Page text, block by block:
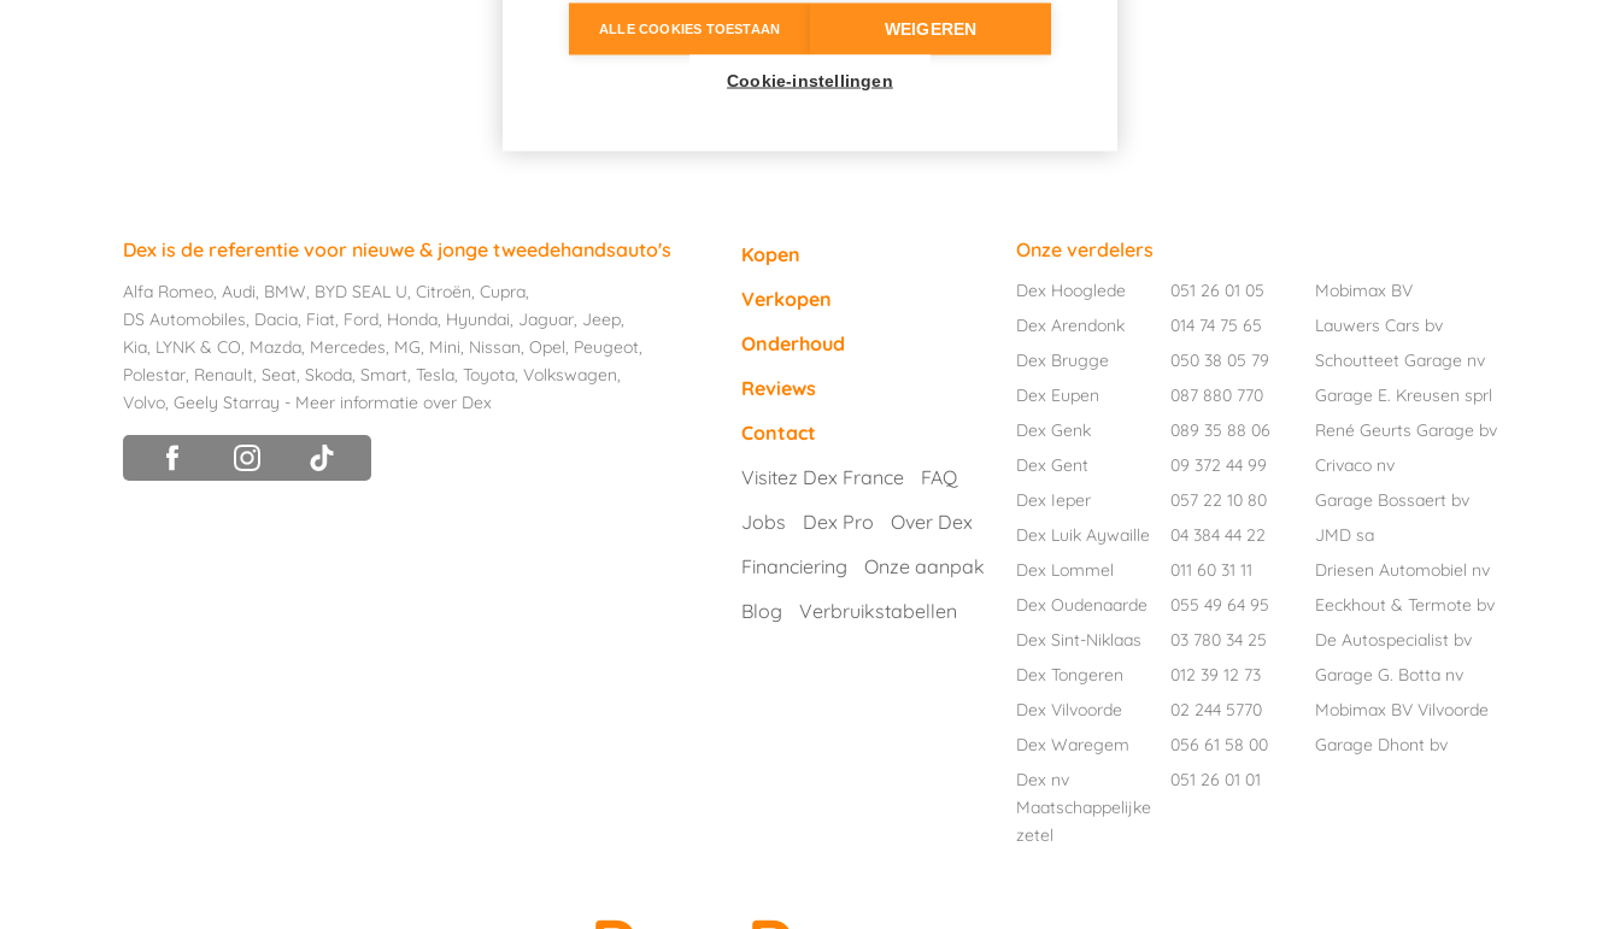
Dex is de referentie voor nieuwe & jonge tweedehandsauto's
Alfa Romeo, Audi, BMW, BYD SEAL U, Citroën, Cupra,
DS Automobiles, Dacia, Fiat, Ford, Honda, Hyundai, Jaguar, Jeep,
Kia, LYNK & CO, Mazda, Mercedes, MG, Mini, Nissan, Opel, Peugeot,
Polestar, Renault, Seat, Skoda, Smart, Tesla, Toyota, Volkswagen,
Volvo, Geely Starray - Meer informatie over Dex
Kopen
Verkopen
Onderhoud
Reviews
Contact
Visitez Dex France
FAQ
Jobs
Dex Pro
Over Dex
Financiering
Onze aanpak
Blog
Verbruikstabellen
Onze verdelers
Dex Hooglede 051 26 01 05
Mobimax BV
Dex Arendonk
014 74 75 65
Lauwers Cars bv
Dex Brugge
050 38 05 79
Schoutteet Garage nv
Dex Eupen
087 880 770
Garage E. Kreusen sprl
Dex Genk
089 35 88 06
René Geurts Garage bv
Dex Gent
09 372 44 99
Crivaco nv
Dex Ieper
057 22 10 80
Garage Bossaert bv
Dex Luik Aywaille
04 384 44 22
JMD sa
Dex Lommel
011 60 31 11
Driesen Automobiel nv
Dex Oudenaarde
055 49 64 95
Eeckhout & Termote bv
Dex Sint-Niklaas
03 780 34 25
De Autospecialist bv
Dex Tongeren
012 39 12 73
Garage G. Botta nv
Dex Vilvoorde
02 244 5770
Mobimax BV Vilvoorde
Dex Waregem
056 61 58 00
Garage Dhont bv
Dex nv
Maatschappelijke
zetel
051 26 01 01
ALLE COOKIES TOESTAAN WEIGEREN
Cookie-instellingen